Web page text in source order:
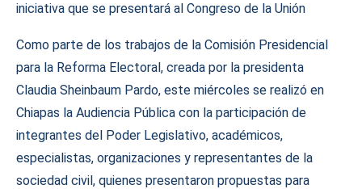
iniciativa que se presentará al Congreso de la Unión
Como parte de los trabajos de la Comisión Presidencial
para la Reforma Electoral, creada por la presidenta
Claudia Sheinbaum Pardo, este miércoles se realizó en
Chiapas la Audiencia Pública con la participación de
integrantes del Poder Legislativo, académicos,
especialistas, organizaciones y representantes de la
sociedad civil, quienes presentaron propuestas para